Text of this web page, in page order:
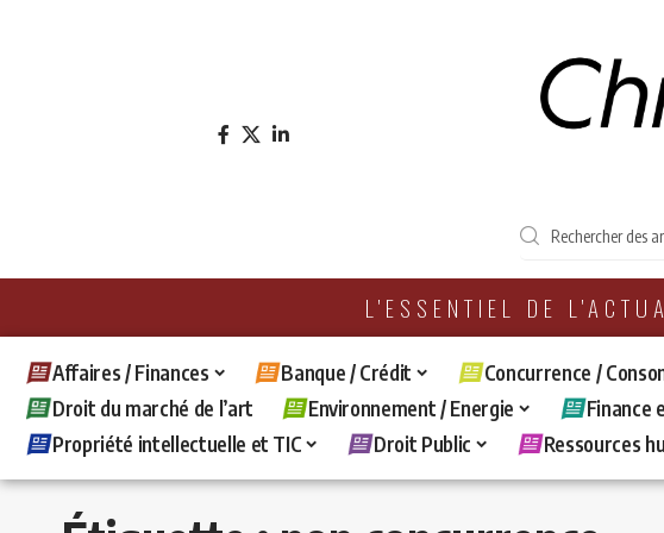
L'ESSENTIEL DE
Affaires / Finances Banque / Crédit Concurrence /
Droit du marché de l’art
Environnement / Energie Finance
Propriété intellectuelle et TIC
Droit Public Ressources